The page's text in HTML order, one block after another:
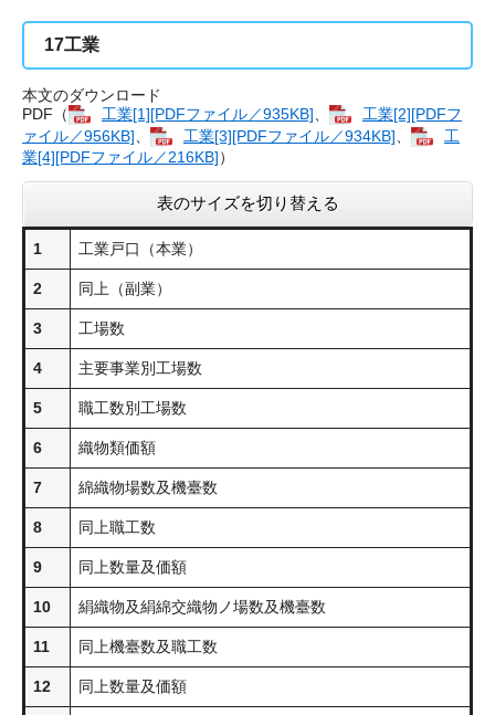
17工業
本文のダウンロード
PDF（
工業[1][PDFファイル／935KB]
工業[2][PDFフ
ァイル／956KB]
工業[3][PDFファイル／934KB]
工
業[4][PDFファイル／216KB]）
表のサイズを切り替える
1 工業戸口（本業）
2 同上（副業）
3 工場数
4 主要事業別工場数
5 職工数別工場数
6 織物類価額
7 綿織物場数及機臺数
8 同上職工数
9 同上数量及価額
10 絹織物及絹綿交織物ノ場数及機臺数
11 同上機臺数及職工数
12 同上数量及価額